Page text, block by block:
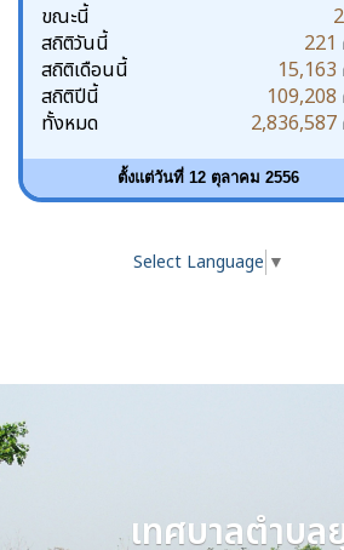
ขณะนี้ 2
สถิติวันนี้
221
สถิติเดือนนี้
15,163
สถิติปีนี้
109,208
ทั้งหมด
2,836,587
ตั้งแต่วันที่ 12 ตุลาคม 2556
Select Language ▼
เทศบาลตำบล